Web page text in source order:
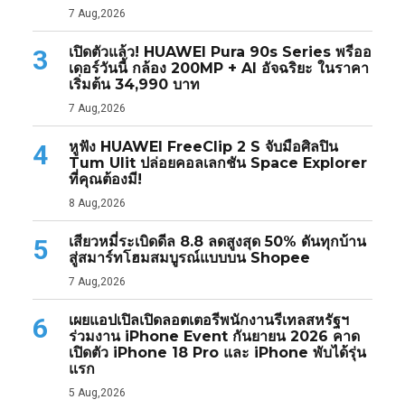
7 Aug,2026
3
เปิดตัวแล้ว! HUAWEI Pura 90s Series พรีออ
เดอร์วันนี้ กล้อง 200MP + AI อัจฉริยะ ในราคา
เริ่มต้น 34,990 บาท
7 Aug,2026
4
หูฟัง HUAWEI FreeClip 2 S จับมือศิลปิน
Tum Ulit ปล่อยคอลเลกชัน Space Explorer
ที่คุณต้องมี!
8 Aug,2026
5
เสียวหมี่ระเบิดดีล 8.8 ลดสูงสุด 50% ดันทุกบ้าน
สู่สมาร์ทโฮมสมบูรณ์แบบบน Shopee
7 Aug,2026
6
เผยแอปเปิลเปิดลอตเตอรีพนักงานรีเทลสหรัฐฯ
ร่วมงาน iPhone Event กันยายน 2026 คาด
เปิดตัว iPhone 18 Pro และ iPhone พับได้รุ่น
แรก
5 Aug,2026